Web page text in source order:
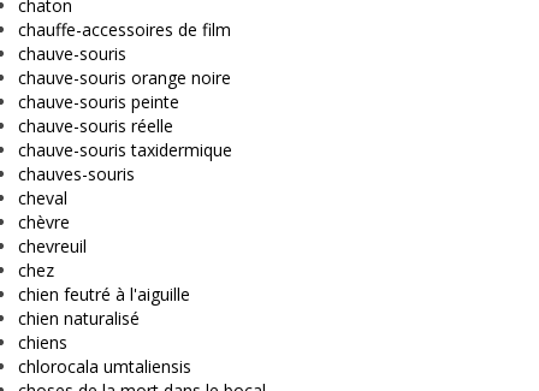
chaton
chauffe-accessoires de film
chauve-souris
chauve-souris orange noire
chauve-souris peinte
chauve-souris réelle
chauve-souris taxidermique
chauves-souris
cheval
chèvre
chevreuil
chez
chien feutré à l'aiguille
chien naturalisé
chiens
chlorocala umtaliensis